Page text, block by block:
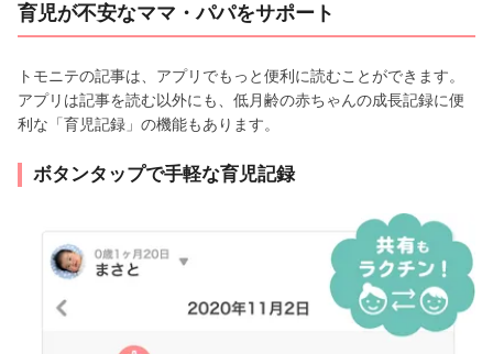
育児が不安なママ・パパをサポート
トモニテの記事は、アプリでもっと便利に読むことができます。
アプリは記事を読む以外にも、低月齢の赤ちゃんの成長記録に便
利な「育児記録」の機能もあります。
ボタンタップで手軽な育児記録